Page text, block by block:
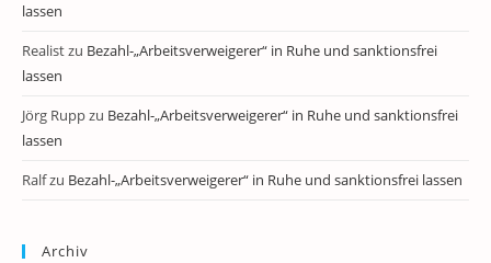
lassen
Realistzu Bezahl-„Arbeitsverweigerer“ in Ruhe und sanktionsfrei
lassen
Jörg Ruppzu Bezahl-„Arbeitsverweigerer“ in Ruhe und sanktionsfrei
lassen
Ralfzu Bezahl-„Arbeitsverweigerer“ in Ruhe und sanktionsfrei lassen
Archiv